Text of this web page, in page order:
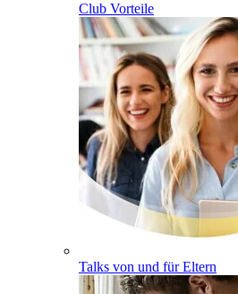
Club Vorteile
Talks von und für Eltern